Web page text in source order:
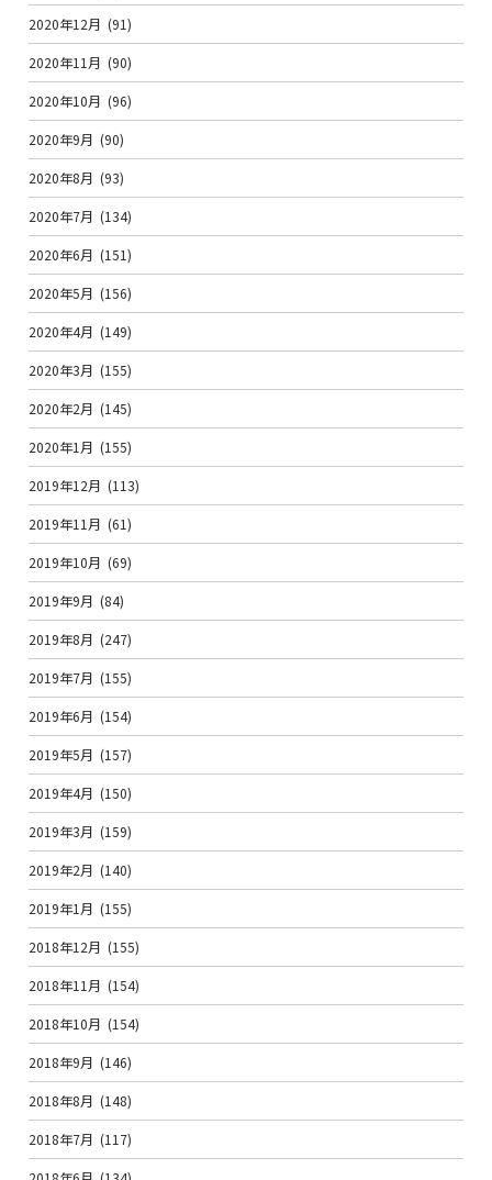
2020年12月 (91)
2020年11月 (90)
2020年10月 (96)
2020年9月 (90)
2020年8月 (93)
2020年7月 (134)
2020年6月 (151)
2020年5月 (156)
2020年4月 (149)
2020年3月 (155)
2020年2月 (145)
2020年1月 (155)
2019年12月 (113)
2019年11月 (61)
2019年10月 (69)
2019年9月 (84)
2019年8月 (247)
2019年7月 (155)
2019年6月 (154)
2019年5月 (157)
2019年4月 (150)
2019年3月 (159)
2019年2月 (140)
2019年1月 (155)
2018年12月 (155)
2018年11月 (154)
2018年10月 (154)
2018年9月 (146)
2018年8月 (148)
2018年7月 (117)